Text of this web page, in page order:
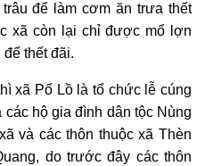
để làm cơm ăn trưa thết
xã còn lại chỉ được mổ lợn
thết đãi.
xã Pố Lồ là tổ chức lễ cúng
hộ gia đình dân tộc Nùng
và các thôn thuộc xã Thèn
do trước đây các thôn